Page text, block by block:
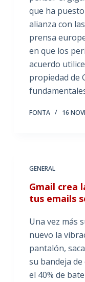
que ha
alianza con
prensa
en que los
acuerdo
propiedad de
FONTA 16
GENERAL
Gmail crea
tus emails
Una vez más
nuevo la
pantalón,
su bandeja
el 40% de